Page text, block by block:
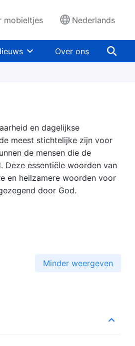
mobieltjes Nederlands
Over ons
en dagelijkse
meest stichtelijke zijn voor
de mensen die de
Deze essentiële woorden van
en heilzamere woorden voor
door God.
Minder weergeven